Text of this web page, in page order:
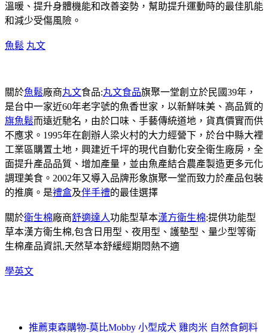
溫暖、提升身體機能和改善姿勢，幫助提升運動時的最佳肌能
和減少受傷風險。
魚鬆 丸文
關於魚鬆廠商丸文食品:丸文食品旗聚一堂創立於民國39年，
是台中一家近60年老字號的魚香世家，以新鮮味美、高品質的
旗魚鬆而遠近馳名，由於口味、手藝傳統道地，貨真價實而供
不應求。1995年在創辦人梁火村的大力經營下，於台中縣大裡
工業區購置土地，興建近千坪的現代自動化安全衛生廠房，全
面提升產品品質、增加產量，並由魚產結合農產製造更多元化
調理美食。2002年又導入品牌形象旗聚一堂而致力於產品包裝
的推廣。是禮盒及伴手禮的最佳選擇
關於衛生棉廠商舒適達人功能型草本漢方衛生棉:提供功能型
草本漢方衛生棉,包含日用型、夜用型、護墊型、量少型等衛
生棉產品資訊,天然草本舒緩經期悶熱不適
學英文
推薦東森購物-莫比Mobby 小型成犬 雞肉米 自然食飼料